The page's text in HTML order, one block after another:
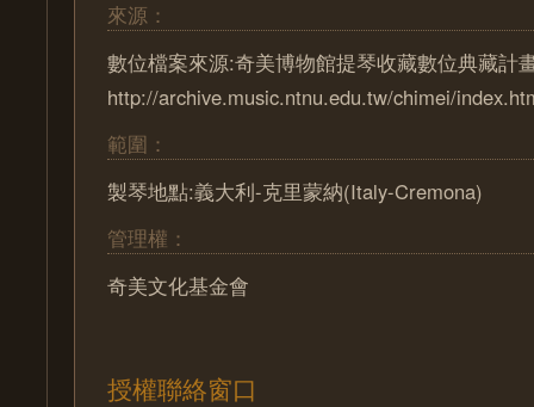
來源：
數位檔案來源:奇美博物館提琴收藏數位典藏計
http://archive.music.ntnu.edu.tw/chimei/
範圍：
製琴地點:義大利-克里蒙納(Italy-Cremona)
管理權：
奇美文化基金會
授權聯絡窗口